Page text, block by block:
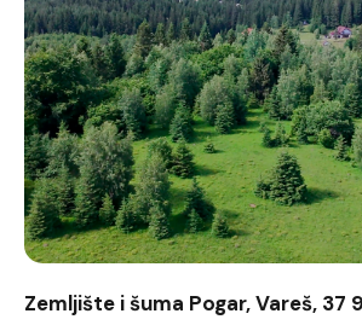
Zemljište i šuma Pogar, Vareš, 37